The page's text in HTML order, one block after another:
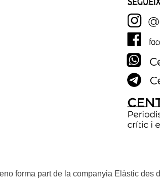
forma part de la companyia Elàstic des